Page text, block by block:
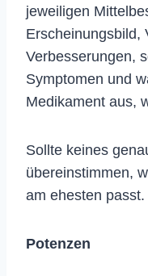
jeweiligen
Erscheinungsbild,
Verbesserungen,
Symptomen und
Medikament aus,
Sollte keines
übereinstimmen,
am ehesten passt.
Potenzen